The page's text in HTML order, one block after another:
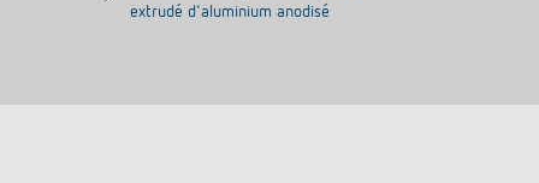
extrudé d'aluminium anodisé